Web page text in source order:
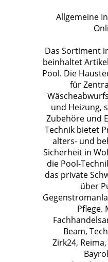
Allgemeine
Das Sortiment
beinhaltet
Pool. Die
für
und Heizung,
Zubehöre und
Technik bietet
alters- und
Sicherheit in
die Pool-
das private
über
Pflege.
Beam,
Zirk24,